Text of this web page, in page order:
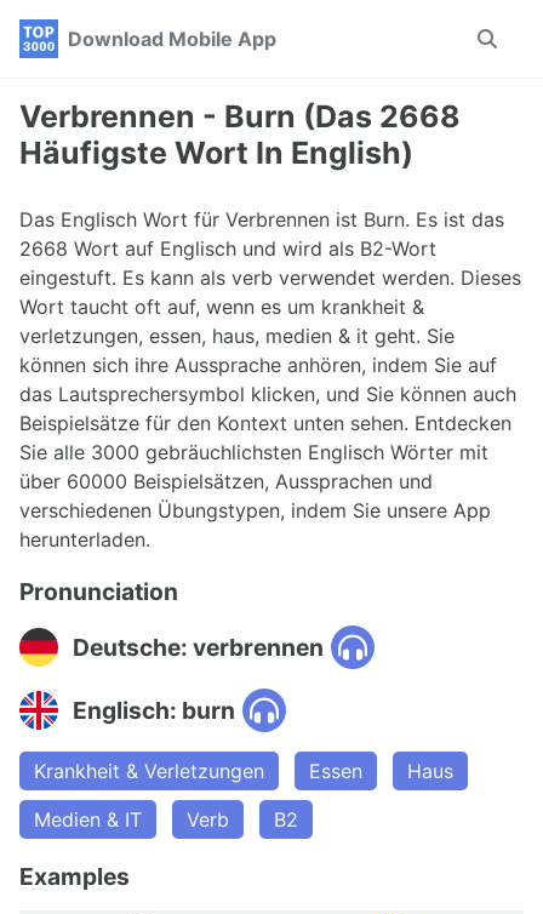
Skip
navigation
Skip
Skip
Download Mobile App
Toggle
Verbrennen - Burn (Das 2668
Häufigste Wort In English)
Das Englisch Wort für Verbrennen ist Burn. Es ist das
2668 Wort auf Englisch und wird als B2-Wort
eingestuft. Es kann als verb verwendet werden. Dieses
Wort taucht oft auf, wenn es um krankheit &
verletzungen, essen, haus, medien & it geht. Sie
können sich ihre Aussprache anhören, indem Sie auf
das Lautsprechersymbol klicken, und Sie können auch
Beispielsätze für den Kontext unten sehen. Entdecken
Sie alle 3000 gebräuchlichsten Englisch Wörter mit
über 60000 Beispielsätzen, Aussprachen und
verschiedenen Übungstypen, indem Sie unsere App
herunterladen.
Pronunciation
Deutsche: verbrennen
Englisch: burn
Krankheit & Verletzungen Essen
Haus
Medien & IT
Verb B2
Examples